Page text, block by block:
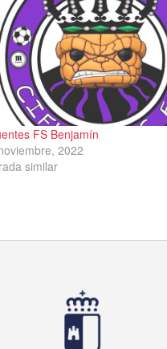
FS Benjamín
2022
similar